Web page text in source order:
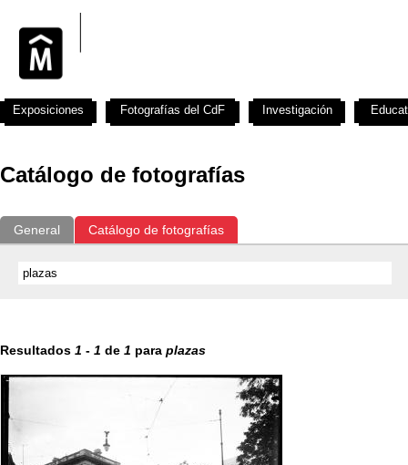
Catálogo de fotografías
General Catálogo de fotografías
Resultados 1 - 1 de 1 para plazas
Exposiciones Fotografías del CdF Investigación